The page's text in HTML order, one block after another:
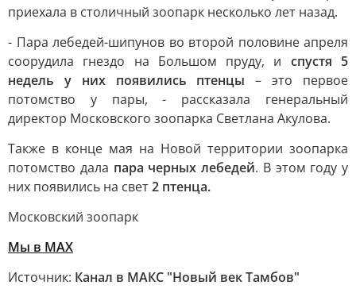
приехала в столичный зоопарк несколько лет назад.
- Пара лебедей-шипунов во второй половине апреля
соорудила гнездо на Большом пруду, и спустя 5
недель у них появились птенцы – это первое
потомство у пары, - рассказала генеральный
директор Московского зоопарка Светлана Акулова.
Также в конце мая на Новой территории зоопарка
потомство дала пара черных лебедей. В этом году у
них появились на свет2 птенца.
Московский зоопарк
Мы в MAX
Источник: Канал в МАКС "Новый век Тамбов"